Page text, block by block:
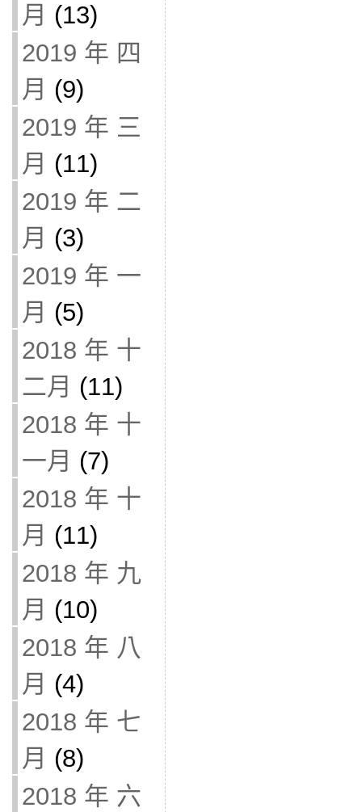
月 (13)
2019 年 四
月 (9)
2019 年 三
月 (11)
2019 年 二
月 (3)
2019 年 一
月 (5)
2018 年 十
二月 (11)
2018 年 十
一月 (7)
2018 年 十
月 (11)
2018 年 九
月 (10)
2018 年 八
月 (4)
2018 年 七
月 (8)
2018 年 六